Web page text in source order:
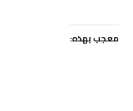
معجب بهذه: